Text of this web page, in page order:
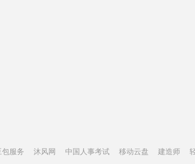
包服务 沐风网 中国人事考试 移动云盘 建造师